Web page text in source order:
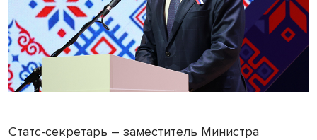
Статс-секретарь – заместитель Министра